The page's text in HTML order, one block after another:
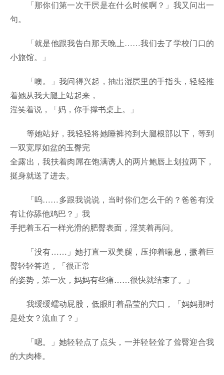
「那你们第一次干屄是在什么时候啊？」我又问出一
句。
「就是他跟我告白那天晚上……我们去了学校门口的
小旅馆。」
「噢。」我问得兴起，抽出湿屄里的手指头，轻轻推
着她从我大腿上站起来，
淫笑着说，「妈，你手撑书桌上。」
等她站好，我轻轻将她睡裤挎到大腿根部以下，等到
一双宽厚如盆的玉臀完
全露出，我扶着肉屌在饱满诱人的两片鲍唇上划拉两下，
挺身就送了进去。
「呜……多跟我说说，当时你们怎么干的？爸爸有没
有让你舔他鸡巴？」我
手把着玉石一样光滑的肥臀表面，淫笑着再问。
「没有……」她打直一双美腿，压抑着喘息，撅着巨
臀轻轻答道，「很正常
的姿势，第一次，妈妈有些痛……很快就结束了。」
我缓缓蠕动屁股，低眼盯着晶莹的穴口，「妈妈那时
是处女？流血了？」
「嗯。」她轻轻点了点头，一并轻轻耸了耸臀迎合我
的大肉棒。